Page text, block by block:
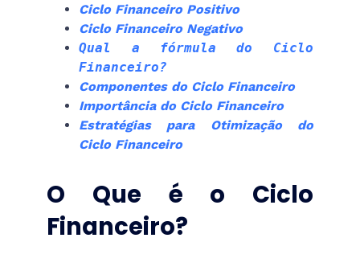
Ciclo Financeiro Positivo
Ciclo Financeiro Negativo
Qual a fórmula do Ciclo
Financeiro?
Componentes do Ciclo Financeiro
Importância do Ciclo Financeiro
Estratégias para Otimização do
Ciclo Financeiro
O Que é o Ciclo
Financeiro?